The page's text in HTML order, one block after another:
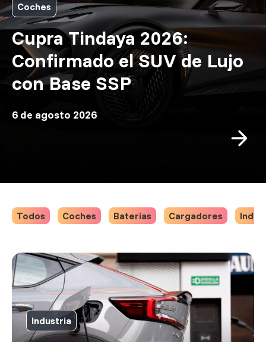
Equipo
Blog
902 018 096
Coches
Cupra Tindaya 2026:
Confirmado el SUV de Lujo
con Base SSP
6 de agosto 2026
Todos Coches Baterías Cargadores
Industria